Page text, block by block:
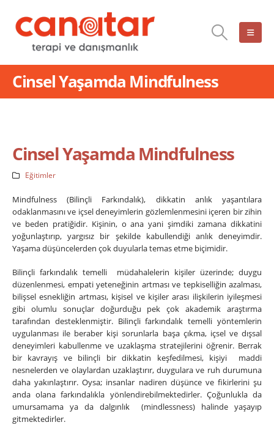
Cinsel Yaşamda Mindfulness
Cinsel Yaşamda Mindfulness
Eğitimler
Mindfulness (Bilinçli Farkındalık), dikkatin anlık yaşantılara
odaklanmasını ve içsel deneyimlerin gözlemlenmesini içeren bir zihin
ve beden pratiğidir. Kişinin, o ana yani şimdiki zamana dikkatini
yoğunlaştırıp, yargısız bir şekilde kabullendiği anlık deneyimdir.
Yaşama düşüncelerden çok duyularla temas etme biçimidir.
Bilinçli farkındalık temelli müdahalelerin kişiler üzerinde; duygu
düzenlenmesi, empati yeteneğinin artması ve tepkiselliğin azalması,
bilişsel esnekliğin artması, kişisel ve kişiler arası ilişkilerin iyileşmesi
gibi olumlu sonuçlar doğurduğu pek çok akademik araştırma
tarafından desteklenmiştir. Bilinçli farkındalık temelli yöntemlerin
uygulanması ile beraber kişi sorunlarla başa çıkma, içsel ve dışsal
deneyimleri kabullenme ve uzaklaşma stratejilerini öğrenir. Berrak
bir kavrayış ve bilinçli bir dikkatin keşfedilmesi, kişiyi maddi
nesnelerden ve olaylardan uzaklaştırır, duygulara ve ruh durumuna
daha yakınlaştırır. Oysa; insanlar nadiren düşünce ve fikirlerini şu
anda olana farkındalıkla yönlendirebilmektedirler. Çoğunlukla da
umursamama ya da dalgınlık (mindlessness) halinde yaşayıp
gitmektedirler.